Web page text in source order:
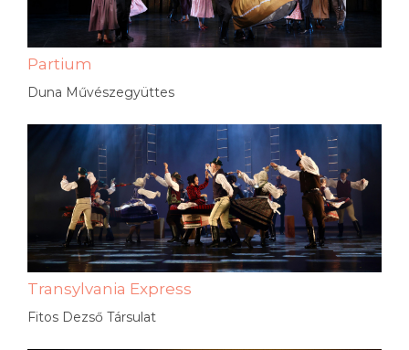
Partium
Duna Művészegyüttes
Transylvania Express
Fitos Dezső Társulat